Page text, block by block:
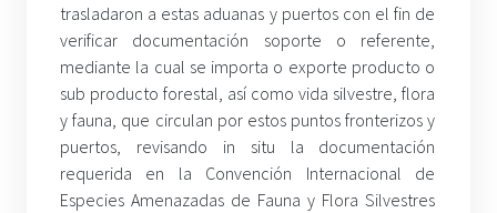
trasladaron a estas aduanas y puertos con el fin de
verificar documentación soporte o referente,
mediante la cual se importa o exporte producto o
sub producto forestal, así como vida silvestre, flora
y fauna, que circulan por estos puntos fronterizos y
puertos, revisando in situ la documentación
requerida en la Convención Internacional de
Especies Amenazadas de Fauna y Flora Silvestres